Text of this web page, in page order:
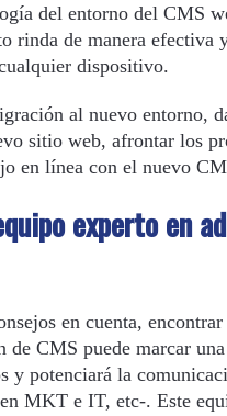
del entorno del CMS
rinda de manera efectiva
dispositivo.
al nuevo entorno,
sitio web, afrontar los
en línea con el nuevo
experto en
en cuenta,
de CMS puede marcar
y potenciará la
MKT e IT, etc-. Este